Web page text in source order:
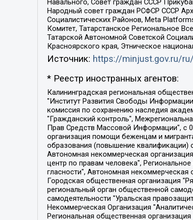
Навального, Совет граждан СССР
Народный совет граждан РСФСР СССР
Социалистических Районов, Meta
Комитет, Татарстанское Региональное
Татарской Автономной Советской
Красноярского края, Этническое
Источник: https://minjust.gov.ru/
* Реестр иностранных агентов:
Калининградская региональная общественная организация "Экозащита!-Женсовет", Фонд содействия защите прав и свобод граждан "Общественный вердикт", Фонд "Институт Развития Свободы Информации", Частное учреждение "Информационное агентство МЕМО. РУ", Региональная общественная организация "Общественная комиссия по сохранению наследия академика Сахарова", Фонд поддержки свободы прессы, Санкт-Петербургская общественная правозащитная организация "Гражданский контроль", Межрегиональная общественная организация "Информационно-просветительский центр "Мемориал", Региональный Фонд "Центр Защиты Прав Средств Массовой Информации", с 05.12.2023 Фонд "Центр Защиты Прав Средств массовой информации", Региональная общественная благотворительная организация помощи беженцам и мигрантам "Гражданское содействие", Негосударственное образовательное учреждение дополнительного профессионального образования (повышение квалификации) специалистов "АКАДЕМИЯ ПО ПРАВАМ ЧЕЛОВЕКА", Свердловская региональная общественная организация "Сутяжник", Автономная некоммерческая организация "Центр независимых социологических исследований", Союз общественных объединений "Российский исследовательский центр по правам человека", Региональное общественное учреждение научно-информационный центр "МЕМОРИАЛ", Некоммерческая организация "Фонд защиты гласности", Автономная некоммерческая организация "Институт прав человека", Городская общественная организация "Екатеринбургское общество "МЕМОРИАЛ", Городская общественная организация "Рязанское историко-просветительское и правозащитное общество "Мемориал" (Рязанский Мемориал), Челябинский региональный орган общественной самодеятельности – женское общественное объединение "Женщины Евразии", Челябинский региональный орган общественной самодеятельности "Уральская правозащитная группа", Фонд содействия защите здоровья и социальной справедливости имени Андрея Рылькова, Автономная Некоммерческая Организация "Аналитический Центр Юрия Левады", Автономная некоммерческая организация социальной поддержки населения "Проект Апрель", Региональная общественная организация помощи женщинам и детям, находящимся в кризисной ситуации "Информационно-методический центр "Анна", Фонд содействия развитию массовых коммуникаций и правовому просвещению "Так-так-Так", Фонд содействия устойчивому развитию "Серебряная тайга", Свердловский региональный общественный фонд социальных проектов "Новое время", "Idel.Реалии", Кавказ.Реалии,